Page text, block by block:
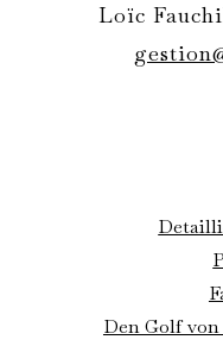
Loïc
Den Golf